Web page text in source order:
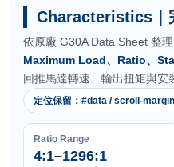
Characteristics｜
依原廠 G30A Data Sheet 整
Maximum Load、Ratio、
回推馬達轉速、輸出扭矩與安
定位保留：#data / scroll-
Ratio Range
4:1–1296:1